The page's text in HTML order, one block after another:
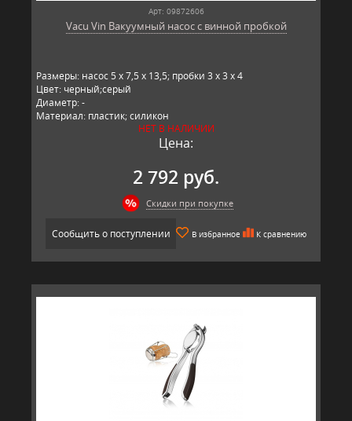
Арт: 09872606
Vacu Vin Вакуумный насос с винной пробкой
Размеры: насос 5 x 7,5 x 13,5; пробки 3 x 3 x 4
Цвет: черный;серый
Диаметр: -
Материал: пластик; силикон
Производитель: Vacu Vin, Нидерланды
НЕТ В НАЛИЧИИ
Цена:
2 792 руб.
Скидки при покупке
Сообщить о поступлении В избранное К сравнению